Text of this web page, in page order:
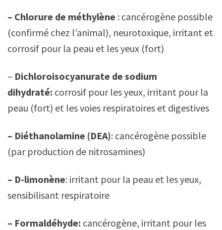
– Chlorure de méthylène : cancérogène possible
(confirmé chez l’animal), neurotoxique, irritant et
corrosif pour la peau et les yeux (fort)
– Dichloroisocyanurate de sodium
dihydraté: corrosif pour les yeux, irritant pour la
peau (fort) et les voies respiratoires et digestives
– Diéthanolamine (DEA): cancérogène possible
(par production de nitrosamines)
– D-limonène: irritant pour la peau et les yeux,
sensibilisant respiratoire
– Formaldéhyde: cancérogène, irritant pour les